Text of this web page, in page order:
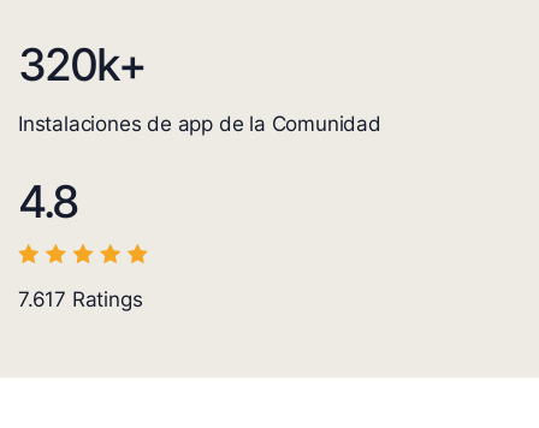
320k+
Instalaciones de app de la Comunidad
4.8
7.617 Ratings